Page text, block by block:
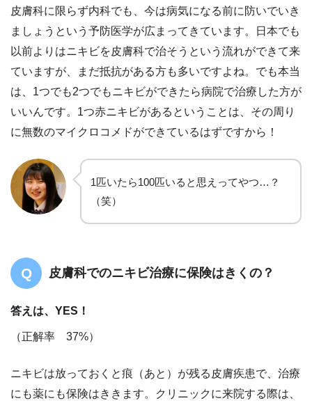
皮膚科に限らず内科でも、今は病気になる前に防いでいき
ましょうという予防医学が広まってきています。日本でも
以前よりはニキビを皮膚科で治そうという流れができて来
ていますが、まだ抵抗がある方も多いですよね。でも本当
は、1つでも2つでもニキビができたら病院で治療した方が
いいんです。1つ赤ニキビがあるということは、その周り
に無数のマイクロコメドができているはずですから！
1匹いたら100匹いると思えってやつ…？
（笑）
皮膚科でのニキビ治療に保険はきくの？
答えは、YES！
（正解率 37%）
ニキビは放っておくと痕（あと）が残る皮膚疾患で、治療
にも薬にも保険はききます。クリニックに来院する際は、